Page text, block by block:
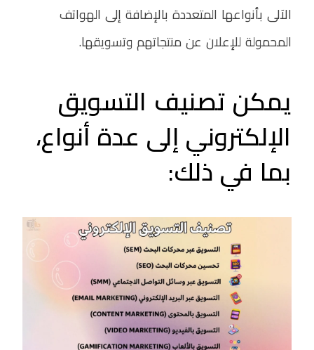
الآلى بأنواعها المتعددة بالإضافة إلى الهواتف
المحمولة للإعلان عن منتجاتهم وتسويقها.
يمكن تصنيف التسويق
الإلكتروني إلى عدة أنواع،
بما في ذلك: